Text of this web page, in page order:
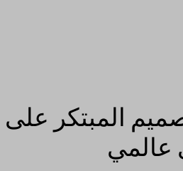
المبتكر على
عالمي